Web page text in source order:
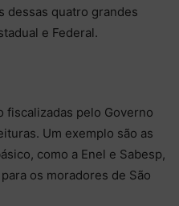
dessas quatro grandes
e Federal.
fiscalizadas pelo Governo
Um exemplo são as
como a Enel e Sabesp,
os moradores de São